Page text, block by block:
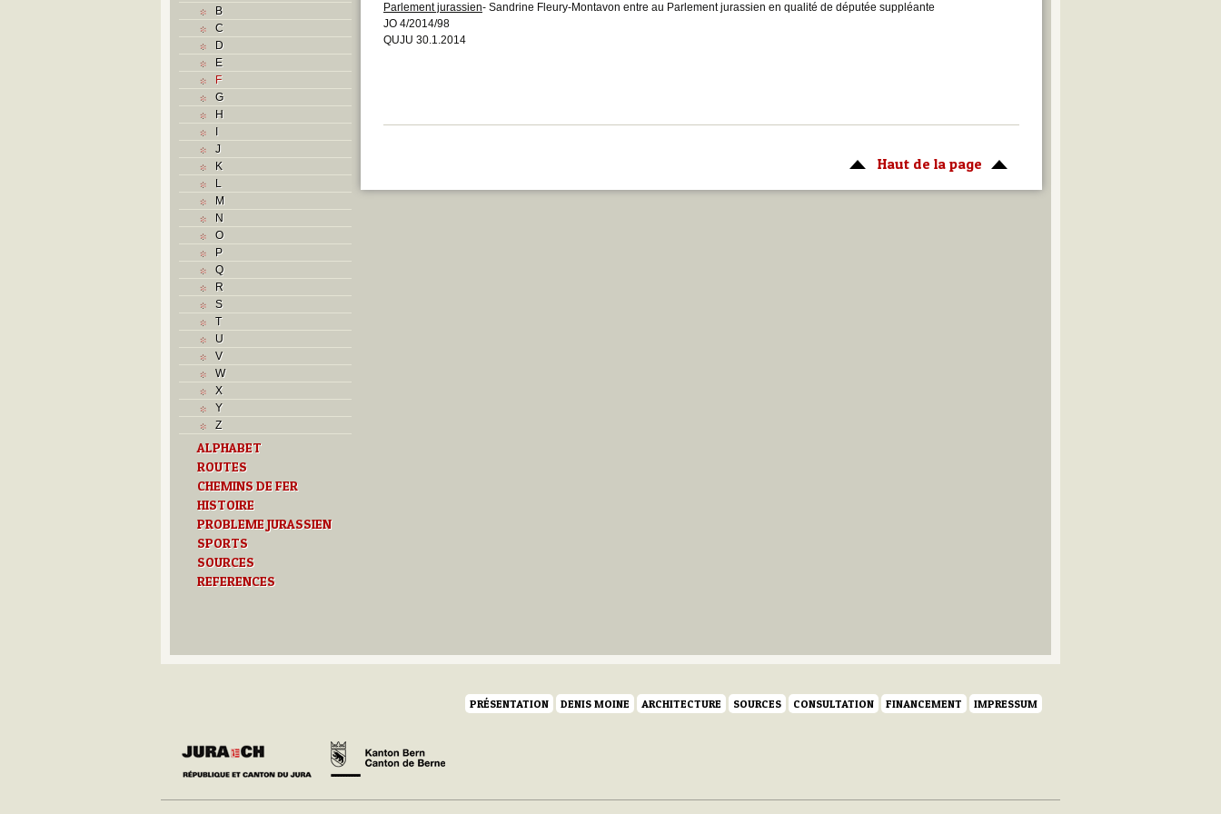
B
C
D
E
F
G
H
I
J
K
L
M
N
O
P
Q
R
S
T
U
V
W
X
Y
Z
ALPHABET
ROUTES
CHEMINS DE FER
HISTOIRE
PROBLEME JURASSIEN
SPORTS
SOURCES
REFERENCES
Parlement jurassien- Sandrine Fleury-Montavon entre au Parlement jurassien en qualité de députée suppléante
JO 4/2014/98
QUJU 30.1.2014
Haut de la page
PRÉSENTATION DENIS MOINE ARCHITECTURE SOURCES CONSULTATION FINANCEMENT IMPRESSUM